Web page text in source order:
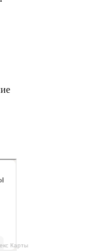
Карты